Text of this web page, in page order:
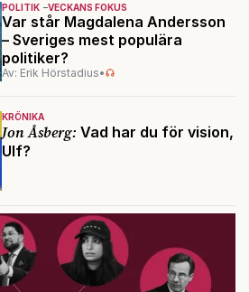
POLITIK VECKANS FOKUS
Var står Magdalena Andersson
– Sveriges mest populära
politiker?
Av: Erik Hörstadius•
KRÖNIKA
Jon Åsberg: Vad har du för vision,
Ulf?